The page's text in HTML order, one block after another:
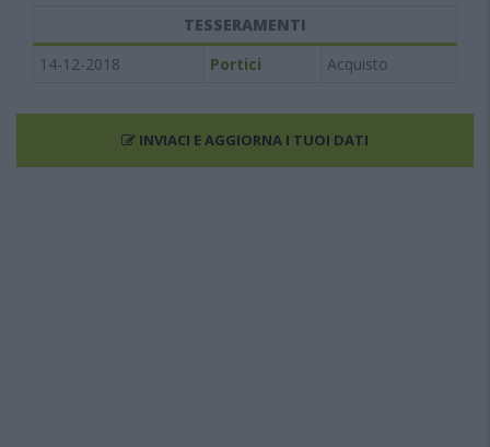
TESSERAMENTI
14-12-2018
Portici Acquisto
INVIACI E AGGIORNA I TUOI DATI